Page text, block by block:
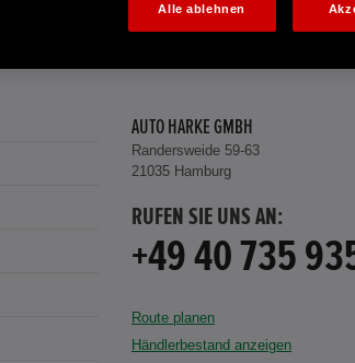
AUTO HARKE GMBH
Randersweide 59-63
21035 Hamburg
RUFEN SIE UNS AN:
+49 40 735
Route planen
Händlerbestand anzeigen
Alle ablehnen